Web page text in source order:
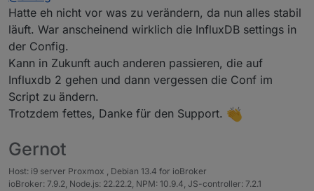
Hatte eh nicht vor was zu verändern, da nun alles stabil
läuft. War anscheinend wirklich die InfluxDB settings in
der Config.
Kann in Zukunft auch anderen passieren, die auf
Influxdb 2 gehen und dann vergessen die Conf im
Script zu ändern.
Trotzdem fettes, Danke für den Support.
Gernot
Host: i9 server Proxmox , Debian 13.4 for ioBroker
ioBroker: 7.9.2, Node.js: 22.22.2, NPM: 10.9.4, JS-controller: 7.2.1